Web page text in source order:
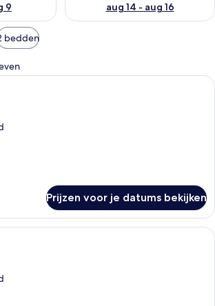
9
aug 14 - aug 16
bedden
Donsdekens, een bureau,
Prijzen voor je datums bekijken
Donsdekens, een bureau,